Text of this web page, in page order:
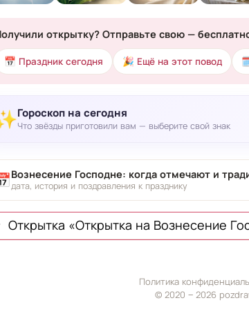
открытку? Отправьте свою —
📅 Праздник сегодня 🎉 Ещё на этот повод
Гороскоп на сегодня
Что звёзды приготовили вам — выберите свой знак
Вознесение Господне: когда отмечают и
дата, история и поздравления к празднику
Открытка «Открытка на Вознесение
Политика
© 2020 ‒ 2026